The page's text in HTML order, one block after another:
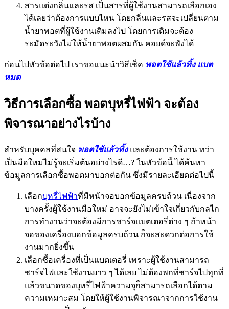
สารแต่งกลิ่นและรส เป็นสารที่ผู้ใช้งานสามารถเลือกเอง
ได้เลยว่าต้องการแบบไหน โดยกลิ่นและรสจะเปลี่ยนตาม
น้ำยาพอตที่ผู้ใช้งานเติมลงไป โดยการเติมจะต้อง
ระมัดระวังไม่ให้น้ำยาพอตผสมกัน คอยด์จะพังได้
ก่อนไปหัวข้อต่อไป เราขอแนะนำวิธีเช็ค พอตใช้แล้วทิ้ง แบต
หมด
วิธีการเลือกซื้อ พอตบุหรี่ไฟฟ้า จะต้อง
พิจารณาอย่างไรบ้าง
สำหรับบุคคลที่สนใจ พอตใช้แล้วทิ้ง และต้องการใช้งาน ทว่า
เป็นมือใหม่ไม่รู้จะเริ่มต้นอย่างไรดี…? ในหัวข้อนี้ ได้ค้นหา
ข้อมูลการเลือกซื้อพอตมาบอกต่อกัน ซึ่งมีรายละเอียดต่อไปนี้
เลือกบุหรี่ไฟฟ้าที่มีหน้าจอบอกข้อมูลครบถ้วน เนื่องจาก
บางครั้งผู้ใช้งานมือใหม่ อาจจะยังไม่เข้าใจเกี่ยวกับกลไก
การทำงานว่าจะต้องมีการชาร์จแบตเตอรี่ต่าง ๆ ถ้าหน้า
จอของเครื่องบอกข้อมูลครบถ้วน ก็จะสะดวกต่อการใช้
งานมากยิ่งขึ้น
เลือกซื้อเครื่องที่เป็นแบตเตอรี่ เพราะผู้ใช้งานสามารถ
ชาร์จไฟและใช้งานยาว ๆ ได้เลย ไม่ต้องพกที่ชาร์จไปทุกที่
แล้วขนาดของบุหรี่ไฟฟ้าความจุก็สามารถเลือกได้ตาม
ความเหมาะสม โดยให้ผู้ใช้งานพิจารณาจากการใช้งาน